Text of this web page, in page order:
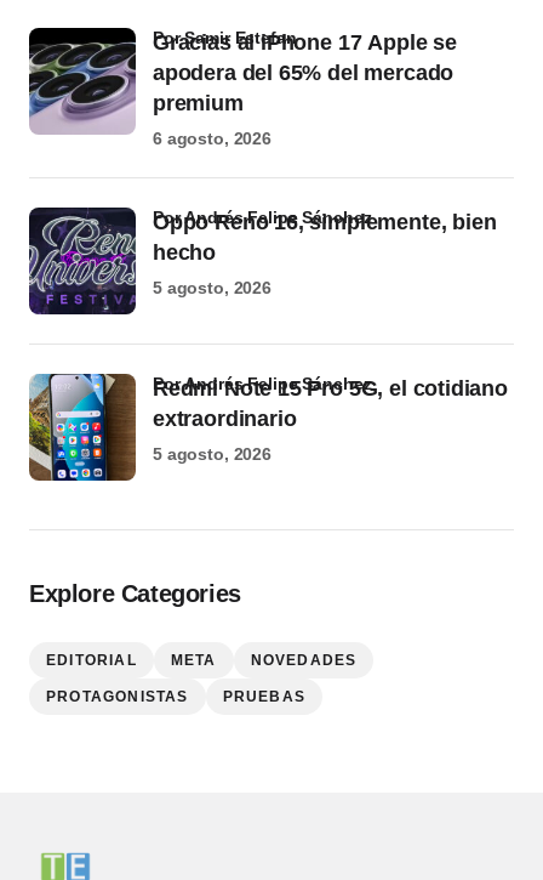
Gracias al iPhone 17 Apple se
apodera del 65% del mercado
premium
por Samir Estefan
6 agosto, 2026
Oppo Reno 16, simplemente, bien
hecho
por Andrés Felipe Sánchez
5 agosto, 2026
Redmi Note 15 Pro 5G, el cotidiano
extraordinario
por Andrés Felipe Sánchez
5 agosto, 2026
Explore Categories
EDITORIAL META NOVEDADES
PROTAGONISTAS PRUEBAS